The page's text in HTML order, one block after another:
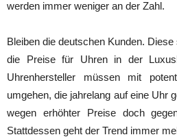
werden immer weniger an der Zahl.
Bleiben die deutschen Kunden.
die Preise für Uhren in der
Uhrenhersteller müssen mit
umgehen, die jahrelang auf eine Uhr
wegen erhöhter Preise doch
Stattdessen geht der Trend immer